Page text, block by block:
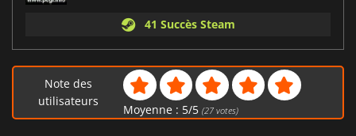
41 Succès Steam
Note des
utilisateurs
Moyenne : 5/5 (27votes)